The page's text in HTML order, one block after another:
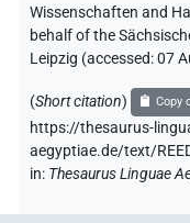
Wissenschaften and
behalf of the
Leipzig (accessed:07
(Short citation) Copy
https://thesaurus-
aegyptiae.de/text/
in: Thesaurus Linguae